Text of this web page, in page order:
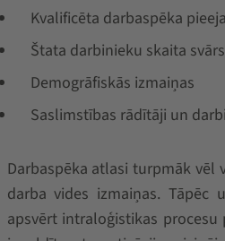
Kvalificēta darbaspēka
Štata darbinieku skaita
Demogrāfiskās izmaiņas
Saslimstības rādītāji un
Darbaspēka atlasi turpmāk vēl
darba vides izmaiņas. Tāpēc
apsvērt intraloģistikas